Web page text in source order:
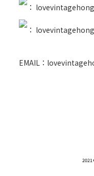
：
：
EMAIL：
2021